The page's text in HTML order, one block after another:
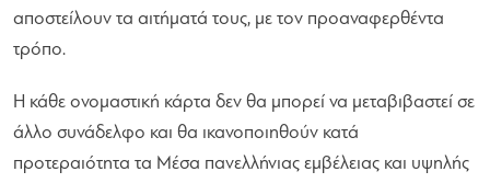
αποστείλουν τα αιτήματά τους, με τον προαναφερθέντα
τρόπο.
Η κάθε ονομαστική κάρτα δεν θα μπορεί να μεταβιβαστεί σε
άλλο συνάδελφο και θα ικανοποιηθούν κατά
προτεραιότητα τα Μέσα πανελλήνιας εμβέλειας και υψηλής